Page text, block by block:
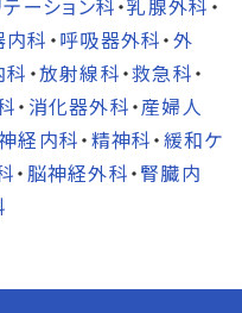
内科 ・呼吸器外科・外
・放射線科・救急科・
・ 消化器外科・産婦人
経内科・精神科・緩和ケ
・ 脳神経外科・腎臓内